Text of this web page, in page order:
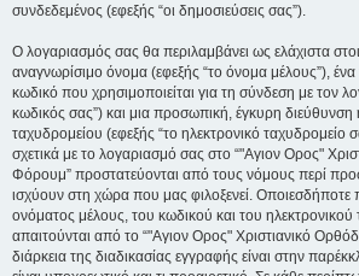
συνδεδεμένος (εφεξής “οι δημοσιεύσεις σας”).
Ο λογαριασμός σας θα περιλαμβάνει ως ελάχιστα
αναγνωρίσιμο όνομα (εφεξής “το όνομα μέλους”),
κωδικό που χρησιμοποιείται για τη σύνδεση με τον
κωδικός σας”) και μια προσωπική, έγκυρη διεύθυνση
ταχυδρομείου (εφεξής “το ηλεκτρονικό ταχυδρομείο
σχετικά με το λογαριασμό σας στο “"Αγιον Ορος"
Φόρουμ” προστατεύονται από τους νόμους περί
ισχύουν στη χώρα που μας φιλοξενεί. Οποιεσδήποτε
ονόματος μέλους, του κωδικού και του
απαιτούνται από το “"Αγιον Ορος" Χριστιανικό
διάρκεια της διαδικασίας εγγραφής είναι στην